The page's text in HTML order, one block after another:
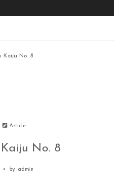
Kaiju No. 8
Article
No. 8
by admin